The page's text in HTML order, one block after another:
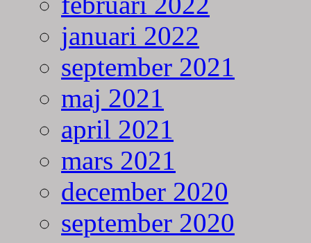
januari 2022
september 2021
maj 2021
april 2021
mars 2021
december 2020
september 2020